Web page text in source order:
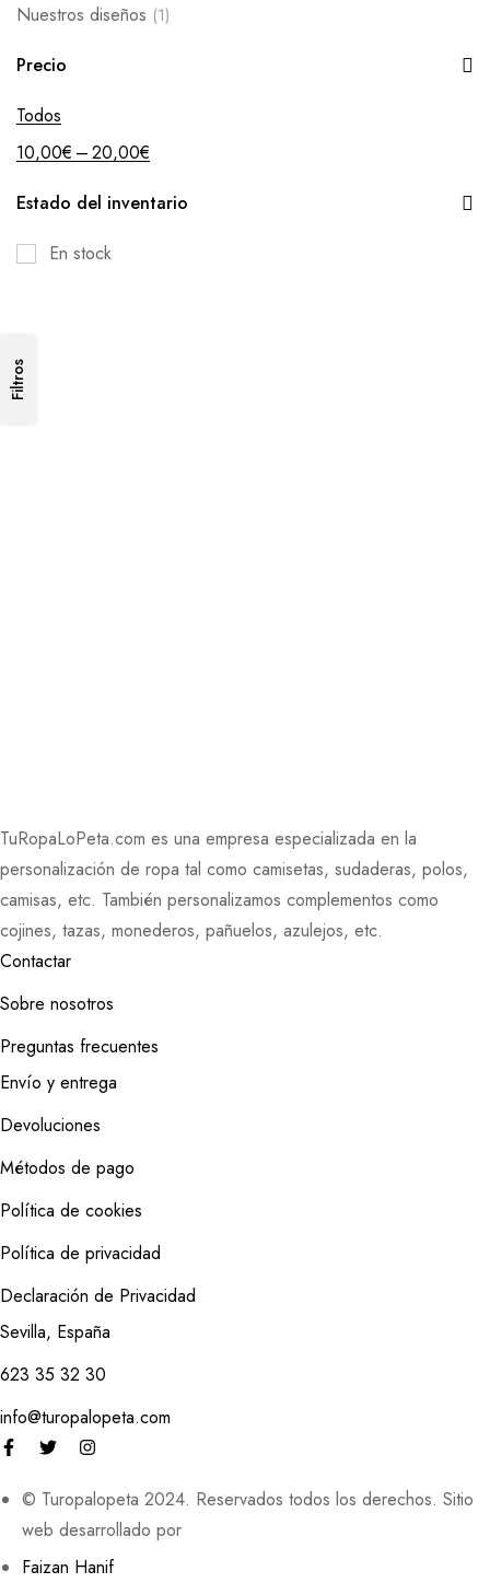
Nuestros diseños (1)
Precio
Todos
10,00€ –20,00€
Estado del inventario
En stock
Filtros
TuRopaLoPeta.com es una empresa especializada en la
personalización de ropa tal como camisetas, sudaderas, polos,
camisas, etc. También personalizamos complementos como
cojines, tazas, monederos, pañuelos, azulejos, etc.
Contactar
Sobre nosotros
Preguntas frecuentes
Envío y entrega
Devoluciones
Métodos de pago
Política de cookies
Política de privacidad
Declaración de Privacidad
Sevilla, España
623 35 32 30
info@turopalopeta.com
© Turopalopeta 2024. Reservados todos los derechos. Sitio
web desarrollado por
Faizan Hanif